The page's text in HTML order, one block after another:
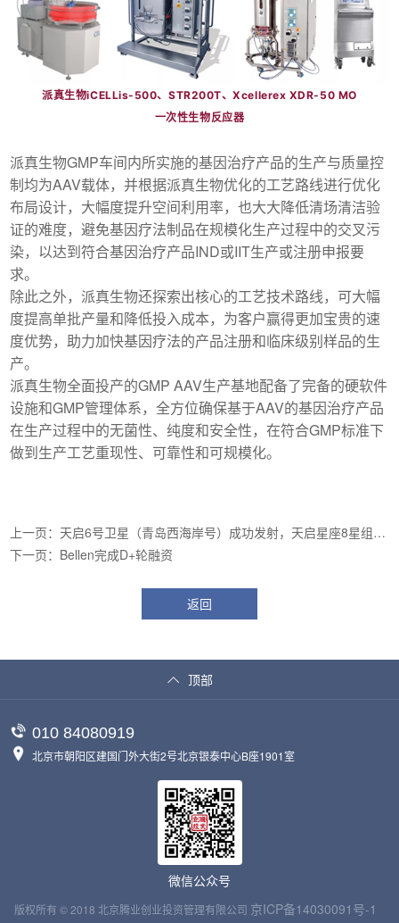
派真生物iCELLis-500、STR200T、Xcellerex XDR-50 MO
一次性生物反应器
派真生物GMP车间内所实施的基因治疗产品的生产与质量控
制均为AAV载体，并根据派真生物优化的工艺路线进行优化
布局设计，大幅度提升空间利用率，也大大降低清场清洁验
证的难度，避免基因疗法制品在规模化生产过程中的交叉污
染，以达到符合基因治疗产品IND或IIT生产或注册申报要
求。
除此之外，派真生物还探索出核心的工艺技术路线，可大幅
度提高单批产量和降低投入成本，为客户赢得更加宝贵的速
度优势，助力加快基因疗法的产品注册和临床级别样品的生
产。
派真生物全面投产的GMP AAV生产基地配备了完备的硬软件
设施和GMP管理体系，全方位确保基于AAV的基因治疗产品
在生产过程中的无菌性、纯度和安全性，在符合GMP标准下
做到生产工艺重现性、可靠性和可规模化。
上一页：天启6号卫星（青岛西海岸号）成功发射，天启星座8星组网
运行
下一页：Bellen完成D+轮融资
返回
顶部
010 84080919
北京市朝阳区建国门外大街2号北京银泰中心B座1901室
微信公众号
版权所有 © 2018 北京腾业创业投资管理有限公司 京ICP备14030091号-1